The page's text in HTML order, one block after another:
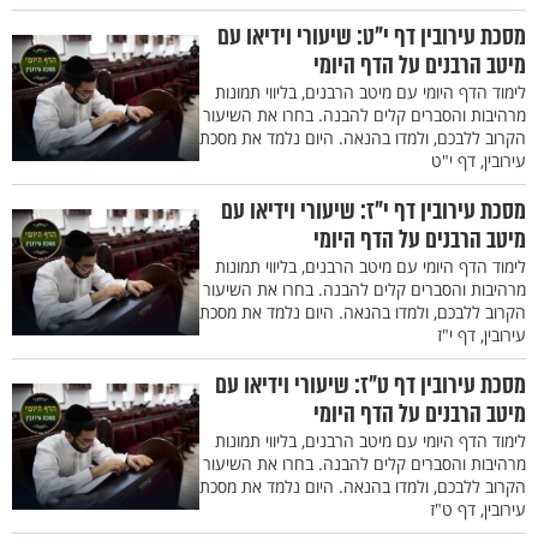
מסכת עירובין דף י"ט: שיעורי וידיאו עם
מיטב הרבנים על הדף היומי
לימוד הדף היומי עם מיטב הרבנים, בליווי תמונות
מרהיבות והסברים קלים להבנה. בחרו את השיעור
הקרוב ללבכם, ולמדו בהנאה. היום נלמד את מסכת
עירובין, דף י"ט
מסכת עירובין דף י"ז: שיעורי וידיאו עם
מיטב הרבנים על הדף היומי
לימוד הדף היומי עם מיטב הרבנים, בליווי תמונות
מרהיבות והסברים קלים להבנה. בחרו את השיעור
הקרוב ללבכם, ולמדו בהנאה. היום נלמד את מסכת
עירובין, דף י"ז
מסכת עירובין דף ט"ז: שיעורי וידיאו עם
מיטב הרבנים על הדף היומי
לימוד הדף היומי עם מיטב הרבנים, בליווי תמונות
מרהיבות והסברים קלים להבנה. בחרו את השיעור
הקרוב ללבכם, ולמדו בהנאה. היום נלמד את מסכת
עירובין, דף ט"ז